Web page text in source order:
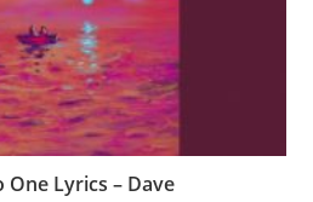
One Lyrics – Dave